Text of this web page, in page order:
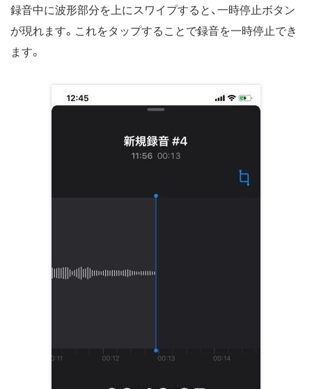
録音中に波形部分を上にスワイプすると、一時停止ボタン
が現れます。これをタップすることで録音を一時停止でき
ます。